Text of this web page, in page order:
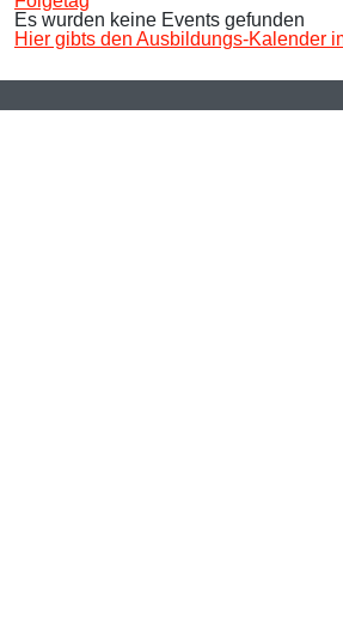
Es wurden keine Events gefunden
Hier gibts den Ausbildungs-Kalender